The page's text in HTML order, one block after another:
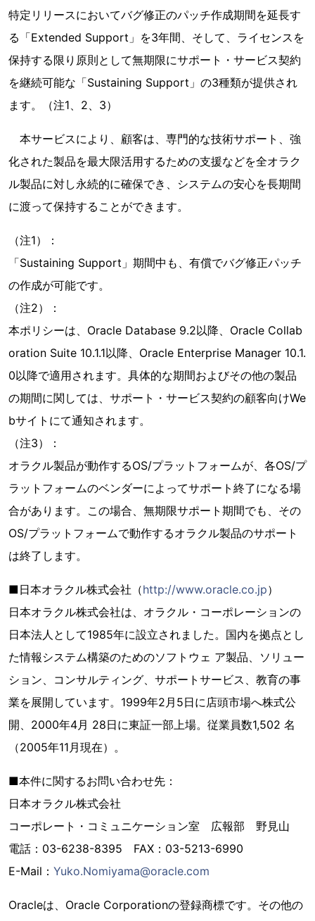
特定リリースにおいてバグ修正のパッチ作成期間を延長す
る「Extended Support」を3年間、そして、ライセンスを
保持する限り原則として無期限にサポート・サービス契約
を継続可能な「Sustaining Support」の3種類が提供され
ます。（注1、2、3）
本サービスにより、顧客は、専門的な技術サポート、強
化された製品を最大限活用するための支援などを全オラク
ル製品に対し永続的に確保でき、システムの安心を長期間
に渡って保持することができます。
（注1）：
「Sustaining Support」期間中も、有償でバグ修正パッチ
の作成が可能です。
（注2）：
本ポリシーは、Oracle Database 9.2以降、Oracle Collab
oration Suite 10.1.1以降、Oracle Enterprise Manager 10.1.
0以降で適用されます。具体的な期間およびその他の製品
の期間に関しては、サポート・サービス契約の顧客向けWe
bサイトにて通知されます。
（注3）：
オラクル製品が動作するOS/プラットフォームが、各OS/プ
ラットフォームのベンダーによってサポート終了になる場
合があります。この場合、無期限サポート期間でも、その
OS/プラットフォームで動作するオラクル製品のサポート
は終了します。
■日本オラクル株式会社（http://www.oracle.co.jp）
日本オラクル株式会社は、オラクル・コーポレーションの
日本法人として1985年に設立されました。国内を拠点とし
た情報システム構築のためのソフトウェ ア製品、ソリュー
ション、コンサルティング、サポートサービス、教育の事
業を展開しています。1999年2月5日に店頭市場へ株式公
開、2000年4月 28日に東証一部上場。従業員数1,502 名
（2005年11月現在）。
■本件に関するお問い合わせ先：
日本オラクル株式会社
コーポレート・コミュニケーション室 広報部 野見山
電話：03-6238-8395 FAX：03-5213-6990
E-Mail： Yuko.Nomiyama@oracle.com
Oracleは、Oracle Corporationの登録商標です。その他の